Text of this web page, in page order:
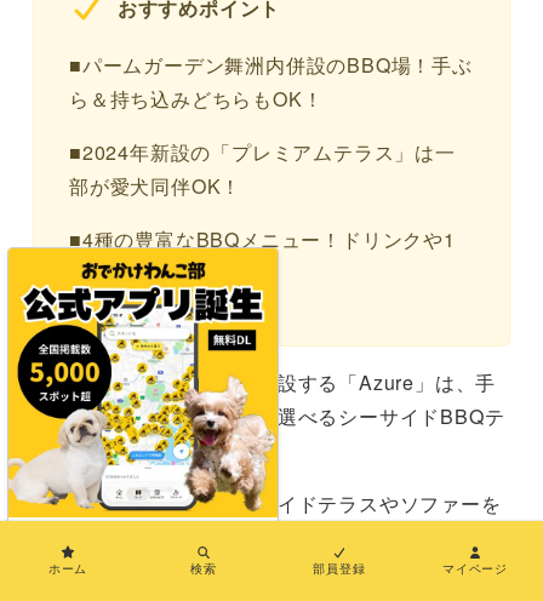
おすすめポイント
■パームガーデン舞洲内併設のBBQ場！手ぶ
ら＆持ち込みどちらもOK！
■2024年新設の「プレミアムテラス」は一
部が愛犬同伴OK！
■4種の豊富なBBQメニュー！ドリンクや1
品料理も注文可能♪
パームガーデン舞洲内に併設する「Azure」は、手
ぶら＆持ち込みのどちらも選べるシーサイドBBQテ
ラス。
施設内には開放的なシーサイドテラスやソファーを
テラスの一部（2卓）が同伴OKになっています。
ホーム 検索 部員登録 マイページ